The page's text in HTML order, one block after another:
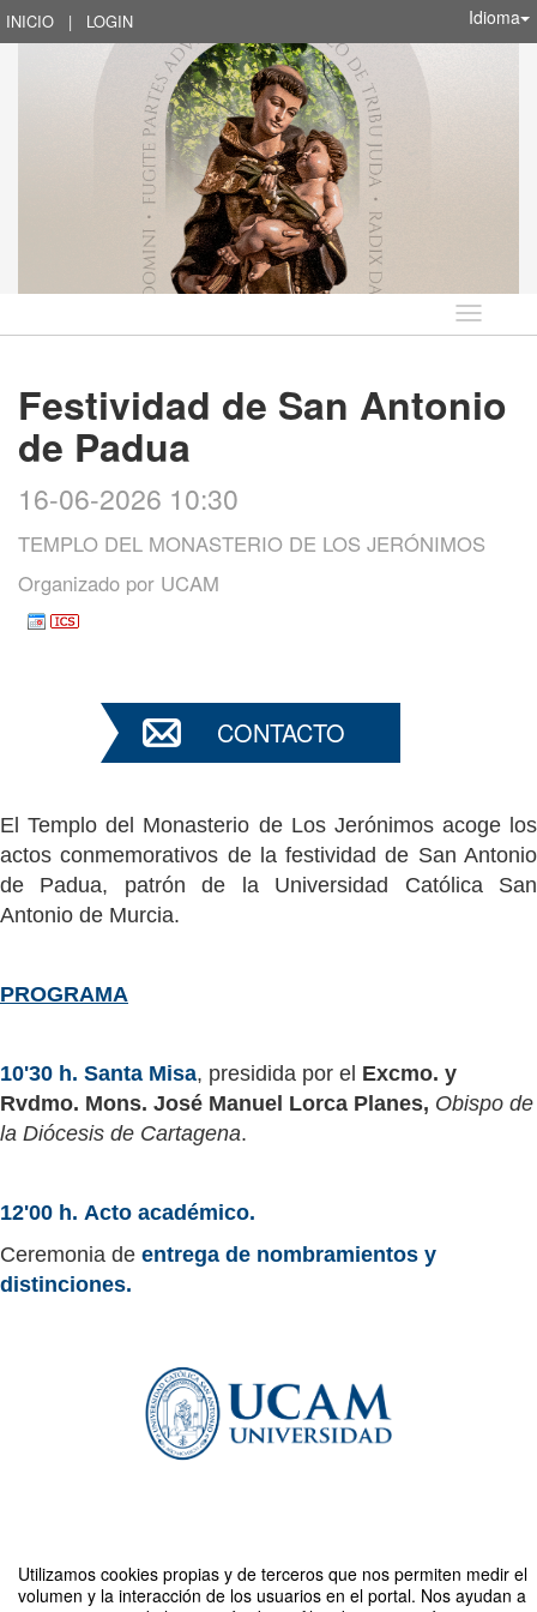
Utilizamos cookies propias y de terceros que nos permiten medir el
volumen y la interacción de los usuarios en el portal. Nos ayudan a
INICIO | LOGIN Idioma
Idioma
Festividad de San Antonio
de Padua
16-06-2026 10:30
TEMPLO DEL MONASTERIO DE LOS JERÓNIMOS
Organizado por UCAM
CONTACTO
El Templo del Monasterio de Los Jerónimos acoge los
actos conmemorativos de la festividad de San Antonio
de Padua, patrón de la Universidad Católica San
Antonio de Murcia.
PROGRAMA
10'30 h. Santa Misa, presidida por el Excmo. y
Rvdmo. Mons. José Manuel Lorca Planes, Obispo de
la Diócesis de Cartagena.
12'00 h. Acto académico.
Ceremonia de entrega de nombramientos y
distinciones.
Compartir por email